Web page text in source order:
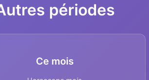
périodes
Ce mois